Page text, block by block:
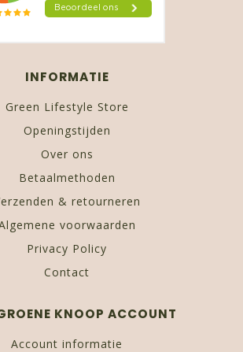
INFORMATIE
Green Lifestyle Store
Openingstijden
Over ons
Betaalmethoden
& retourneren
voorwaarden
Privacy Policy
Contact
KNOOP ACCOUNT
Account informatie